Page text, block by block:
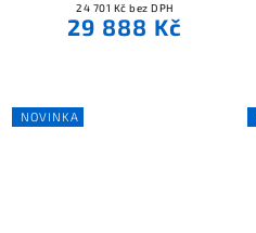
24 701 Kč bez DPH
29 888 Kč
NOVINKA